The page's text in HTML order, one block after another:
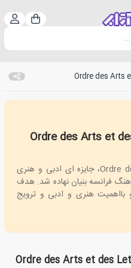
سبد
Ordre des
جایزه ی Ordre des Arts et des Lettres، جایزه ای ادبی و هنری
وزیر فرهنگ فرانسه بنیان نهاده شد. هدف
بااهمیت هنری و ادبی و ترویج